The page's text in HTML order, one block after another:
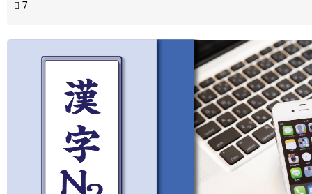
7